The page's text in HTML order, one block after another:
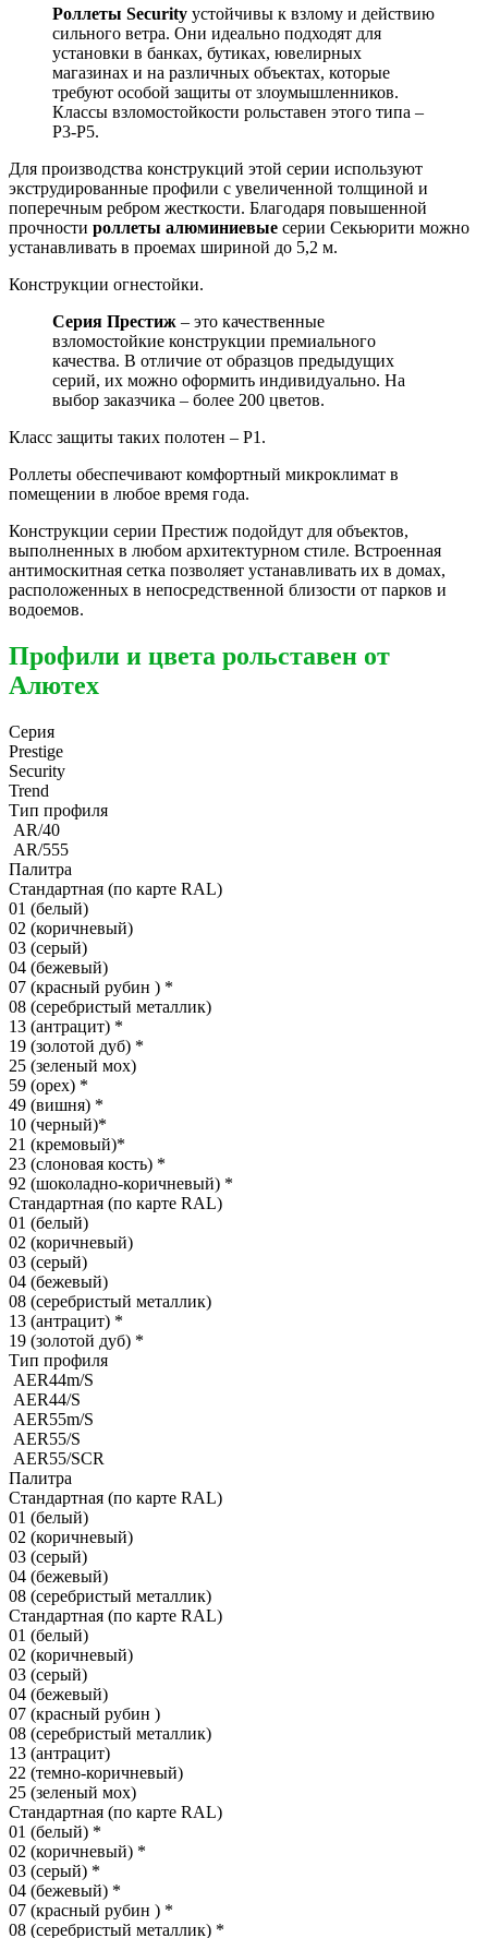
Роллеты Security устойчивы к взлому и действию
сильного ветра. Они идеально подходят для
установки в банках, бутиках, ювелирных
магазинах и на различных объектах, которые
требуют особой защиты от злоумышленников.
Классы взломостойкости рольставен этого типа –
Р3-Р5.
Для производства конструкций этой серии используют
экструдированные профили с увеличенной толщиной и
поперечным ребром жесткости. Благодаря повышенной
прочности роллеты алюминиевые серии Секьюрити можно
устанавливать в проемах шириной до 5,2 м.
Конструкции огнестойки.
Серия Престиж – это качественные
взломостойкие конструкции премиального
качества. В отличие от образцов предыдущих
серий, их можно оформить индивидуально. На
выбор заказчика – более 200 цветов.
Класс защиты таких полотен – Р1.
Роллеты обеспечивают комфортный микроклимат в
помещении в любое время года.
Конструкции серии Престиж подойдут для объектов,
выполненных в любом архитектурном стиле. Встроенная
антимоскитная сетка позволяет устанавливать их в домах,
расположенных в непосредственной близости от парков и
водоемов.
Профили и цвета рольставен от
Алютех
Серия
Prestige
Security
Trend
Тип профиля
AR/40
AR/555
Палитра
Стандартная (по карте RAL)
01 (белый)
02 (коричневый)
03 (серый)
04 (бежевый)
07 (красный рубин ) *
08 (серебристый металлик)
13 (антрацит) *
19 (золотой дуб) *
25 (зеленый мох)
59 (орех) *
49 (вишня) *
10 (черный)*
21 (кремовый)*
23 (слоновая кость) *
92 (шоколадно-коричневый) *
Стандартная (по карте RAL)
01 (белый)
02 (коричневый)
03 (серый)
04 (бежевый)
08 (серебристый металлик)
13 (антрацит) *
19 (золотой дуб) *
Тип профиля
AER44m/S
AER44/S
AER55m/S
AER55/S
AER55/SCR
Палитра
Стандартная (по карте RAL)
01 (белый)
02 (коричневый)
03 (серый)
04 (бежевый)
08 (серебристый металлик)
Стандартная (по карте RAL)
01 (белый)
02 (коричневый)
03 (серый)
04 (бежевый)
07 (красный рубин )
08 (серебристый металлик)
13 (антрацит)
22 (темно-коричневый)
25 (зеленый мох)
Стандартная (по карте RAL)
01 (белый) *
02 (коричневый) *
03 (серый) *
04 (бежевый) *
07 (красный рубин ) *
08 (серебристый металлик) *